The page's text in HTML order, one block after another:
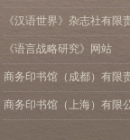
三、 以更加坚定的制度
第七章 文化自信是更基
一、 道路自信、理论自
二、 坚定文化自信拥有
第八章 以更加坚定的自
《汉语世界》杂志社有限
《语言战略研究》网站
商务印书馆（成都）有限
商务印书馆（上海）有限